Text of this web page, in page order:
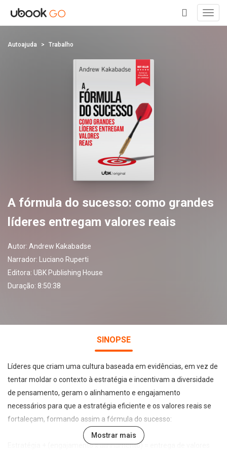
Autoajuda Trabalho
A fórmula do sucesso: como grandes
líderes entregam valores reais
Autor: Andrew Kakabadse
Narrador:
Luciano Ruperti
Editora: UBK Publishing House
Duração: 8:50:38
SINOPSE
Líderes que criam uma cultura baseada em evidências, em vez de
tentar moldar o contexto à estratégia e incentivam a diversidade
de pensamento, geram o alinhamento e engajamento
necessários para que a estratégia eficiente e os valores reais se
fortaleçam, formando assim a fórmula do sucesso:
Estratégia + (engajamento x alinhamento) = entrega de valores
Mostrar mais